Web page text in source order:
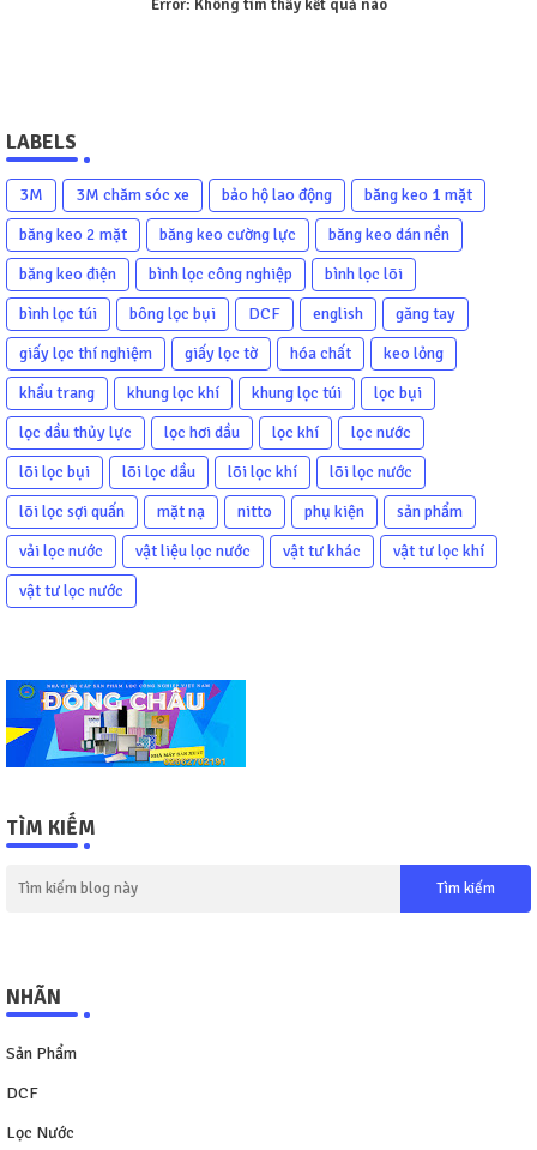
Error: Không tìm thấy kết quả nào
LABELS
3M 3M chăm sóc xe bảo hộ lao động
băng keo 1 mặt
băng keo 2 mặt
băng keo cường lực
băng keo dán nền
băng keo điện
bình lọc công nghiệp
bình lọc lõi
bình lọc túi
bông lọc bụi DCF english
găng tay
giấy lọc thí nghiệm
giấy lọc tờ hóa chất
keo lỏng
khẩu trang
khung lọc khí khung lọc túi
lọc bụi
lọc dầu thủy lực
lọc hơi dầu lọc khí
lọc nước
lõi lọc bụi
lõi lọc dầu lõi lọc khí
lõi lọc nước
lõi lọc sợi quấn
mặt nạ nitto phụ kiện
sản phẩm
vải lọc nước
vật liệu lọc nước vật tư khác
vật tư lọc khí
vật tư lọc nước
TÌM KIẾM
NHÃN
Sản Phẩm
DCF
Lọc Nước